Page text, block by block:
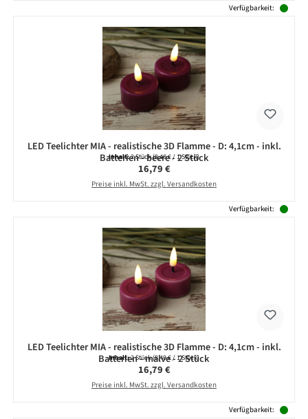
Verfügbarkeit:
LED Teelichter MIA - realistische 3D Flamme - D: 4,1cm - inkl.
Batterien - beere - 2 Stück
Inhalt:2 Stück(8,40 € / 1 Stück)
Regulärer Preis:
16,79 €
Preise inkl. MwSt. zzgl. Versandkosten
Verfügbarkeit:
LED Teelichter MIA - realistische 3D Flamme - D: 4,1cm - inkl.
Batterien - malve - 2 Stück
Inhalt:2 Stück(8,40 € / 1 Stück)
Regulärer Preis:
16,79 €
Preise inkl. MwSt. zzgl. Versandkosten
Verfügbarkeit: